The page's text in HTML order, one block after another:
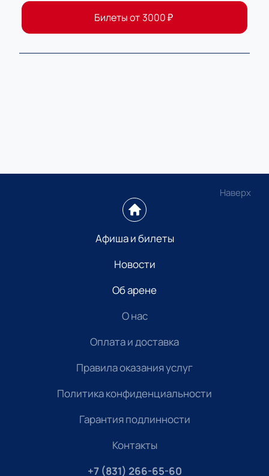
Билеты от 3000₽
Наверх
Афиша и билеты
Новости
Об арене
О нас
Оплата и доставка
Правила оказания услуг
Политика конфиденциальности
Гарантия подлинности
Контакты
+7 (831) 266-65-60